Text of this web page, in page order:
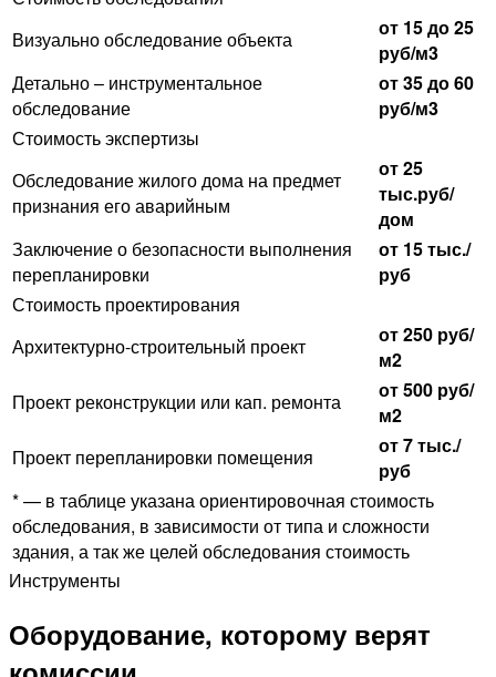
Визуально обследование объекта
от 15 до 25
руб/м3
Детально – инструментальное
обследование
от 35 до 60
руб/м3
Стоимость экспертизы
Обследование жилого дома на предмет
признания его аварийным
от 25
тыс.руб/
дом
Заключение о безопасности выполнения
перепланировки
от 15 тыс./
руб
Стоимость проектирования
Архитектурно-строительный проект
от 250 руб/
м2
Проект реконструкции или кап. ремонта
от 500 руб/
м2
Проект перепланировки помещения
от 7 тыс./
руб
* — в таблице указана ориентировочная стоимость
обследования, в зависимости от типа и сложности
здания, а так же целей обследования стоимость
Инструменты
Оборудование, которому верят